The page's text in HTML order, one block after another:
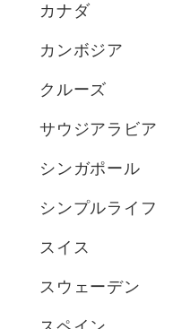
カナダ
カンボジア
クルーズ
サウジアラビア
シンガポール
シンプルライフ
スイス
スウェーデン